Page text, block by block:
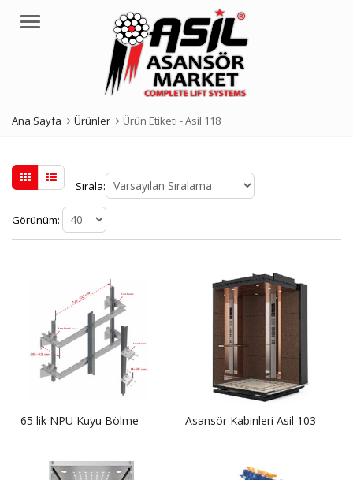
Menü
Ana Sayfa Ürünler Ürün Etiketi -Asil 118
Sırala:
Görünüm:
65 lik NPU Kuyu Bölme Asansör Kabinleri Asil 103